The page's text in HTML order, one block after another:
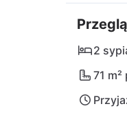
Wzdłuż
lotniczy
2
71